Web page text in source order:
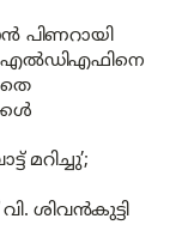
പിണറായി
എൽഡിഎഫിനെ
ശിവൻകുട്ടി